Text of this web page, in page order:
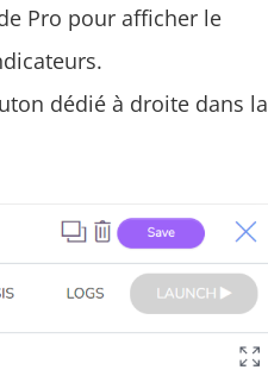
Pro pour afficher le
dédié à droite dans la